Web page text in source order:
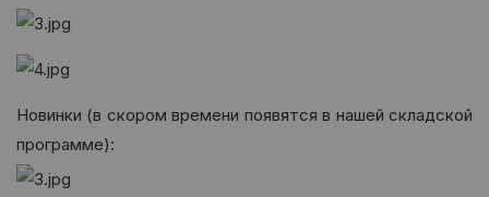
Новинки (в скором времени появятся в нашей складской
программе):